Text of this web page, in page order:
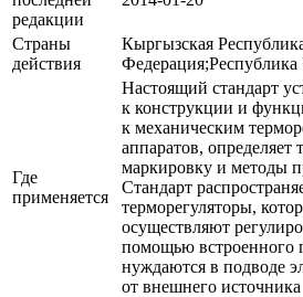
редакции
Страны
действия
Кыргызская
Федерация;Республика
Где
применяется
Настоящий стандарт
к конструкции и
к механическим
аппаратов,
маркировку и методы
Стандарт
терморегуляторы,
осуществляют
помощью встроенного
нуждаются в подводе
от внешнего источника